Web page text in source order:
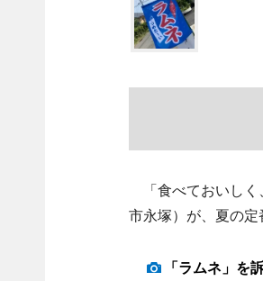
「食べておいしく
市永塚）が、夏の定
「ラムネ」を